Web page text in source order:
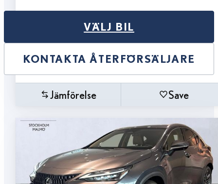
VÄLJ BIL
KONTAKTA ÅTERFÖRSÄLJARE
Jämförelse Save